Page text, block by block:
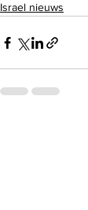
Israel nieuws